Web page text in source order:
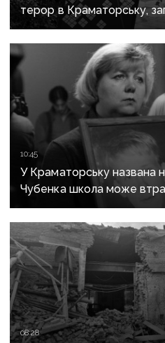
терор в Краматорську,
Костянтинівки та
важливе за тиждень
10:45
У Краматорську названа
Чубенка школа може
загиблого героя
08:28